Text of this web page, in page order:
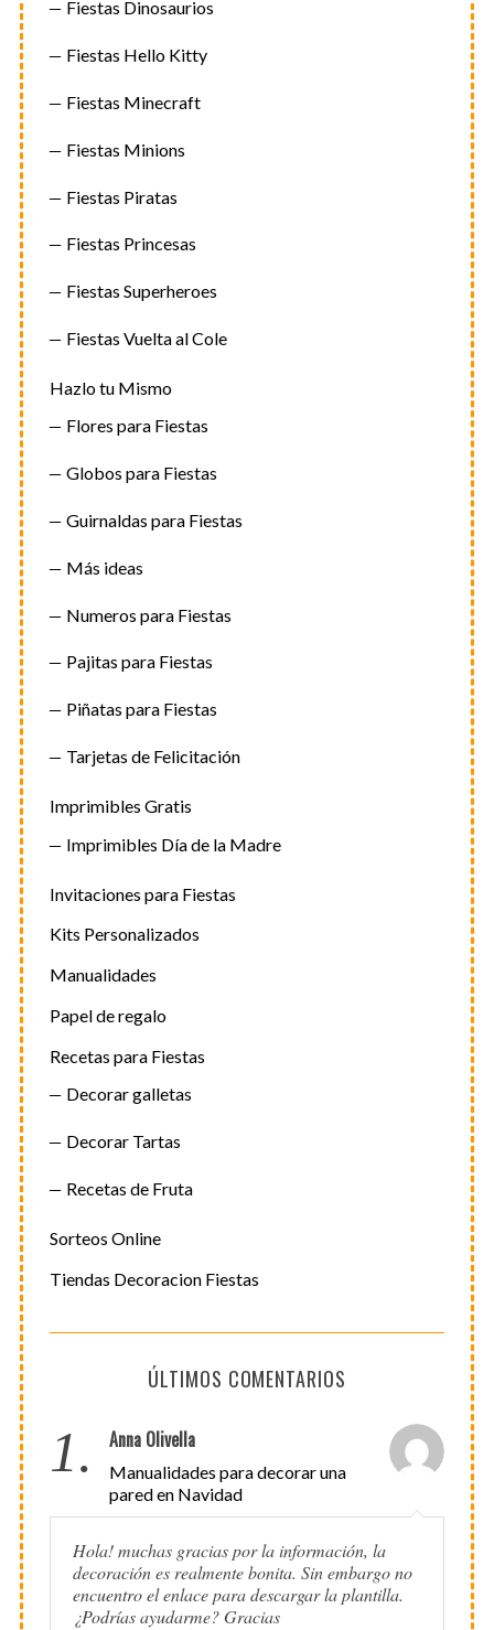
Fiestas Dinosaurios
Fiestas Hello Kitty
Fiestas Minecraft
Fiestas Minions
Fiestas Piratas
Fiestas Princesas
Fiestas Superheroes
Fiestas Vuelta al Cole
Hazlo tu Mismo
Flores para Fiestas
Globos para Fiestas
Guirnaldas para Fiestas
Más ideas
Numeros para Fiestas
Pajitas para Fiestas
Piñatas para Fiestas
Tarjetas de Felicitación
Imprimibles Gratis
Imprimibles Día de la Madre
Invitaciones para Fiestas
Kits Personalizados
Manualidades
Papel de regalo
Recetas para Fiestas
Decorar galletas
Decorar Tartas
Recetas de Fruta
Sorteos Online
Tiendas Decoracion Fiestas
ÚLTIMOS COMENTARIOS
1. Anna Olivella
Manualidades para decorar una
pared en Navidad
Hola! muchas gracias por la información, la
decoración es realmente bonita. Sin embargo no
encuentro el enlace para descargar la plantilla.
¿Podrías ayudarme? Gracias